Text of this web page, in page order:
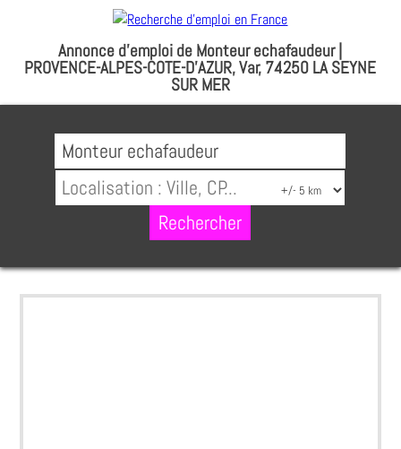
Annonce d'emploi de Monteur echafaudeur |
PROVENCE-ALPES-COTE-D'AZUR, Var, 74250 LA SEYNE
SUR MER